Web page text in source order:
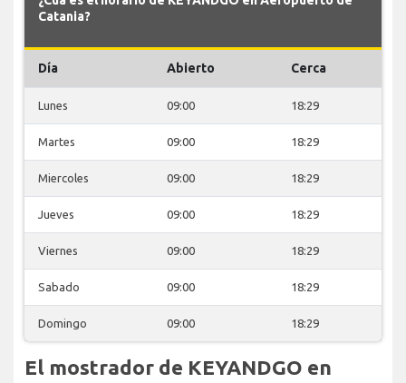
Catania?
Día Abierto Cerca
Lunes 09:00 18:29
Martes 09:00 18:29
Miercoles 09:00 18:29
Jueves 09:00 18:29
Viernes 09:00 18:29
Sabado 09:00 18:29
Domingo 09:00 18:29
El mostrador de KEYANDGO en